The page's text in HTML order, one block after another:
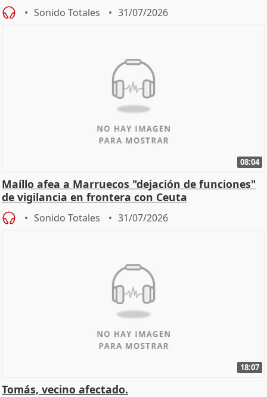
Sonido Totales 31/07/2026
08:04
Maíllo afea a Marruecos "dejación de funciones"
de vigilancia en frontera con Ceuta
Sonido Totales 31/07/2026
18:07
Tomás, vecino afectado.